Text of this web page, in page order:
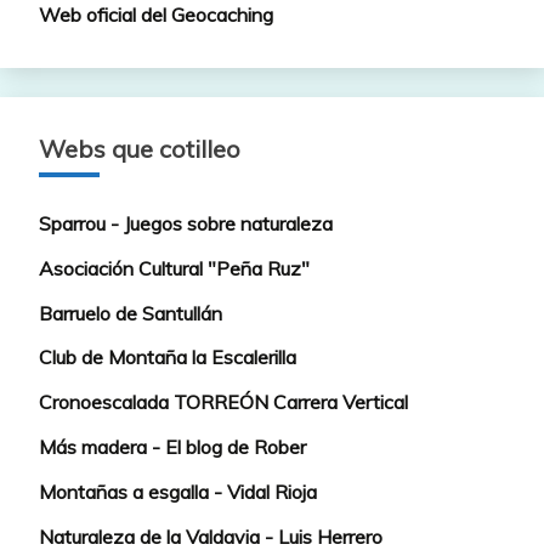
Web oficial del Geocaching
Webs que cotilleo
Sparrou - Juegos sobre naturaleza
Asociación Cultural "Peña Ruz"
Barruelo de Santullán
Club de Montaña la Escalerilla
Cronoescalada TORREÓN Carrera Vertical
Más madera - El blog de Rober
Montañas a esgalla - Vidal Rioja
Naturaleza de la Valdavia - Luis Herrero